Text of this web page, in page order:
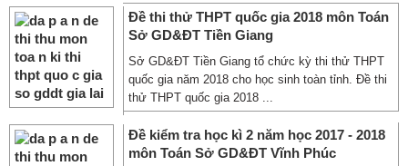
Đề thi thử THPT quốc gia 2018 môn Toán
Sở GD&ĐT Tiền Giang
Sở GD&ĐT Tiền Giang tổ chức kỳ thi thử THPT
quốc gia năm 2018 cho học sinh toàn tỉnh. Đề thi
thử THPT quốc gia 2018 ...
Đề kiểm tra học kì 2 năm học 2017 - 2018
môn Toán Sở GD&ĐT Vĩnh Phúc